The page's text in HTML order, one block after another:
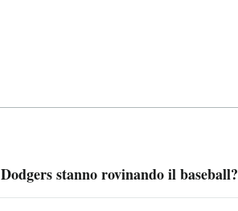
stanno rovinando il baseball?